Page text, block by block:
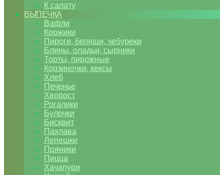
К салату
ВЫПЕЧКА
Вафли
Коржики
Пироги, беляши, чебуреки
Блины, оладьи, сырники
Торты, пирожные
Корзиночки, кексы
Хлеб
Печенье
Хворост
Рогалики
Булочки
Бисквит
Пахлава
Лепешки
Пряники
Пицца
Хачапури